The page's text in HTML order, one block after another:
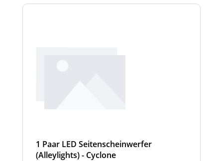
1 Paar LED Seitenscheinwerfer
(Alleylights) - Cyclone